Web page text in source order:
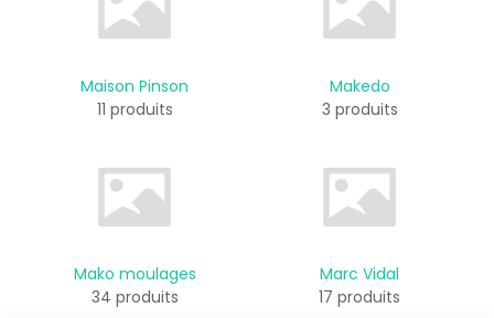
Maison Pinson
11 produits
Makedo
3 produits
Mako moulages
34 produits
Marc Vidal
17 produits